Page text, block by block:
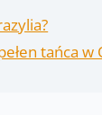
tańca w